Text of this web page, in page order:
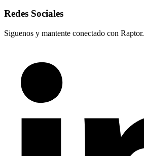
Redes Sociales
Siguenos y mantente conectado con Raptor.